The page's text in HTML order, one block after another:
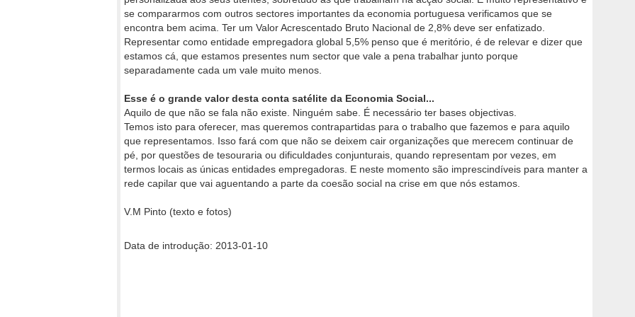
se compararmos com outros sectores importantes da economia portuguesa verificamos que se
encontra bem acima. Ter um Valor Acrescentado Bruto Nacional de 2,8% deve ser enfatizado.
Representar como entidade empregadora global 5,5% penso que é meritório, é de relevar e dizer que
estamos cá, que estamos presentes num sector que vale a pena trabalhar junto porque
separadamente cada um vale muito menos.
Esse é o grande valor desta conta satélite da Economia Social...
Aquilo de que não se fala não existe. Ninguém sabe. É necessário ter bases objectivas.
Temos isto para oferecer, mas queremos contrapartidas para o trabalho que fazemos e para aquilo
que representamos. Isso fará com que não se deixem cair organizações que merecem continuar de
pé, por questões de tesouraria ou dificuldades conjunturais, quando representam por vezes, em
termos locais as únicas entidades empregadoras. E neste momento são imprescindíveis para manter a
rede capilar que vai aguentando a parte da coesão social na crise em que nós estamos.
V.M Pinto (texto e fotos)
Data de introdução: 2013-01-10